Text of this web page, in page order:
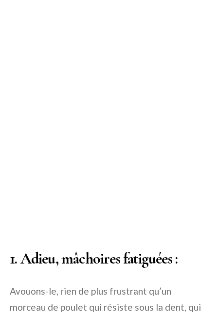
1. Adieu, mâchoires fatiguées :
Avouons-le, rien de plus frustrant qu’un
morceau de poulet qui résiste sous la dent, qui